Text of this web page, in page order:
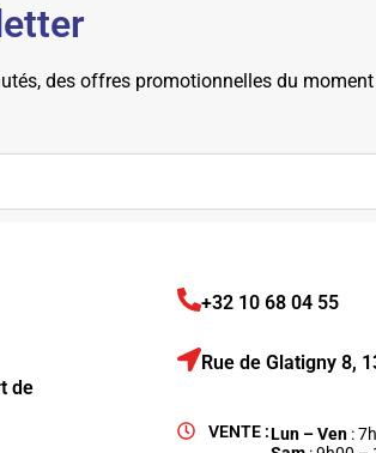
des offres promotionnelles du
de
+32 10 68 04 55
Rue de Glatigny 8,
VENTE :Lun – Ven :